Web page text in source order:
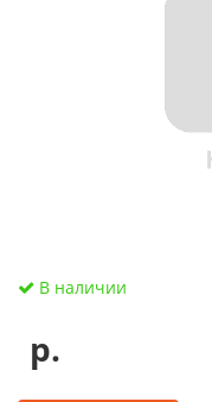
В наличии
р.